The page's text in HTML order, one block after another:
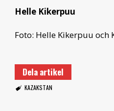
Helle Kikerpuu
Foto: Helle Kikerpuu och
Dela artikel
KAZAKSTAN